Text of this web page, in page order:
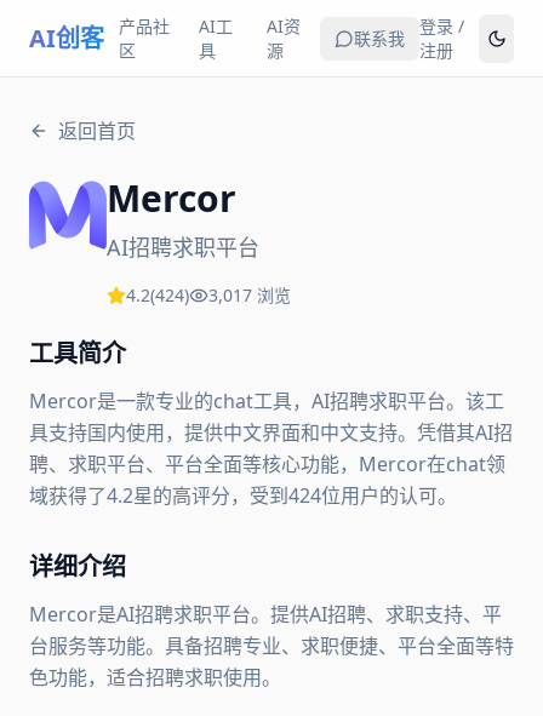
AI创客
产品社
区
AI工
具
AI资
源
联系我
登录 /
注册
返回首页
Mercor
AI招聘求职平台
4.2(424) 3,017 浏览
工具简介
Mercor是一款专业的chat工具，AI招聘求职平台。该工
具支持国内使用，提供中文界面和中文支持。凭借其AI招
聘、求职平台、平台全面等核心功能，Mercor在chat领
域获得了4.2星的高评分，受到424位用户的认可。
详细介绍
Mercor是AI招聘求职平台。提供AI招聘、求职支持、平
台服务等功能。具备招聘专业、求职便捷、平台全面等特
色功能，适合招聘求职使用。